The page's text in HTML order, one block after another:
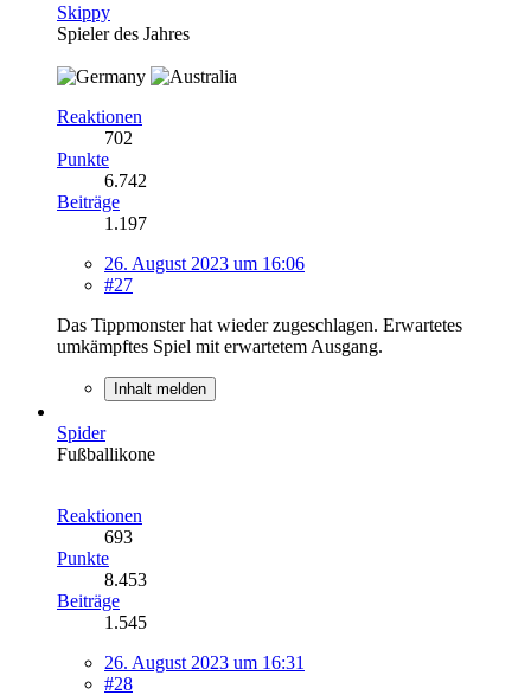
Skippy
Spieler des Jahres
Reaktionen
702
Punkte
6.742
Beiträge
1.197
26. August 2023 um 16:06
#27
Das Tippmonster hat wieder zugeschlagen. Erwartetes
umkämpftes Spiel mit erwartetem Ausgang.
Inhalt melden
Spider
Fußballikone
Reaktionen
693
Punkte
8.453
Beiträge
1.545
26. August 2023 um 16:31
#28